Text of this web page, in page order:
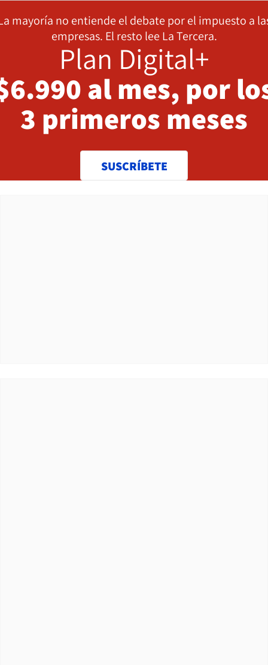
mayoría no entiende el debate por el impuesto a
empresas. El resto lee La Tercera.
Plan Digital+
al mes, por
3 primeros meses
SUSCRÍBETE